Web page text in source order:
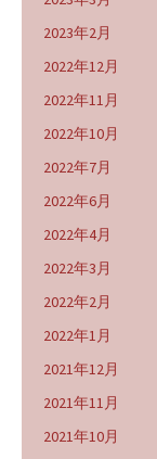
2023年2月
2022年12月
2022年11月
2022年10月
2022年7月
2022年6月
2022年4月
2022年3月
2022年2月
2022年1月
2021年12月
2021年11月
2021年10月